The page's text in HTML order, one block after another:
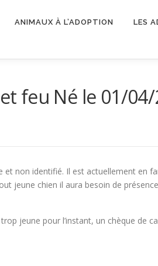
ANIMAUX À L’ADOPTION LES
feu Né le 01/
non identifié. Il est actuellement en
jeune chien il aura besoin de
jeune pour l’instant, un chèque de